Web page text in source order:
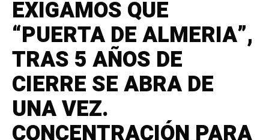
EXIGAMOS QUE
“PUERTA DE ALMERIA”,
TRAS 5 AÑOS DE
CIERRE SE ABRA DE
UNA VEZ.
CONCENTRACIÓN PARA